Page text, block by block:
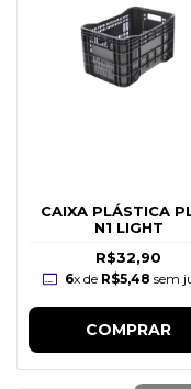
CAIXA PLÁSTICA
N1 LIGHT
R$32,90
6x de R$5,48 sem
COMPRAR